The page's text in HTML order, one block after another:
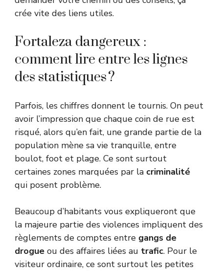
crée vite des liens utiles.
Fortaleza dangereux :
comment lire entre les lignes
des statistiques ?
Parfois, les chiffres donnent le tournis. On peut
avoir l’impression que chaque coin de rue est
risqué, alors qu’en fait, une grande partie de la
population mène sa vie tranquille, entre
boulot, foot et plage. Ce sont surtout
certaines zones marquées par la criminalité
qui posent problème.
Beaucoup d’habitants vous expliqueront que
la majeure partie des violences impliquent des
règlements de comptes entre gangs de
drogue ou des affaires liées au trafic. Pour le
visiteur ordinaire, ce sont surtout les petites